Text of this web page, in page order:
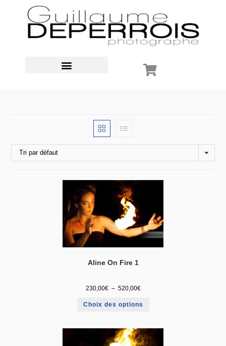
Tri par défaut
Aline On Fire 1
230,00€ – 520,00€
Choix des options